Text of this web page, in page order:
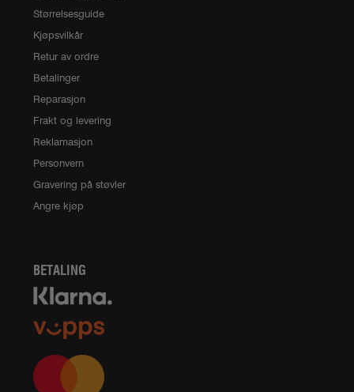
Størrelsesguide
Kjøpsvilkår
Retur av ordre
Betalinger
Reparasjon
Frakt og levering
Reklamasjon
Personvern
Gravering på støvler
Angre kjøp
BETALING